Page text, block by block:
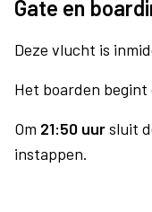
Gate en
Deze vlucht is
Het boarden begint
Om 21:50 uursluit
instappen.